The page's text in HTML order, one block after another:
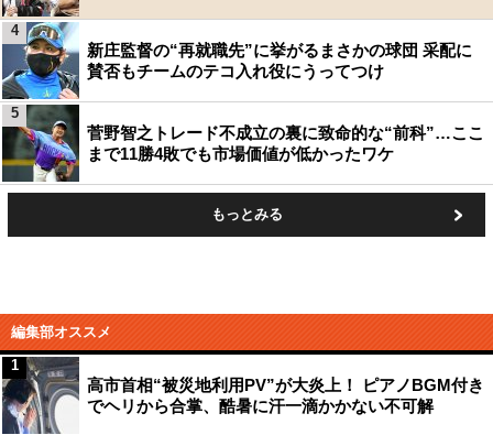
新庄監督の“再就職先”に挙がるまさかの球団 采配に
賛否もチームのテコ入れ役にうってつけ
4
菅野智之トレード不成立の裏に致命的な“前科”…ここ
まで11勝4敗でも市場価値が低かったワケ
5
もっとみる
編集部オススメ
高市首相“被災地利用PV”が大炎上！ ピアノBGM付き
でヘリから合掌、酷暑に汗一滴かかない不可解
1